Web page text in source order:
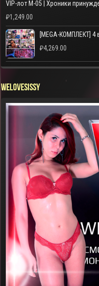
VIP-лот M-05 | Хроники
₽1,249.00
[MEGA-КОМПЛЕКТ] 4
₽4,269.00
WELOVESISSY